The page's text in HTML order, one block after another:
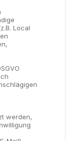
Local
werden,